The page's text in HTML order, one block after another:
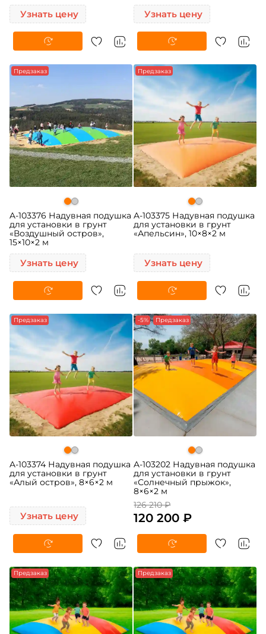
Узнать цену Узнать цену
Предзаказ
A-103376 Надувная подушка
для установки в грунт
«Воздушный остров»,
15×10×2 м
Узнать цену
Предзаказ
A-103375 Надувная подушка
для установки в грунт
«Апельсин», 10×8×2 м
Узнать цену
Предзаказ
A-103374 Надувная подушка
для установки в грунт
«Алый остров», 8×6×2 м
Узнать цену
-5% Предзаказ
A-103202 Надувная подушка
для установки в грунт
«Солнечный прыжок»,
8×6×2 м
126 210 ₽
120 200 ₽
Предзаказ Предзаказ